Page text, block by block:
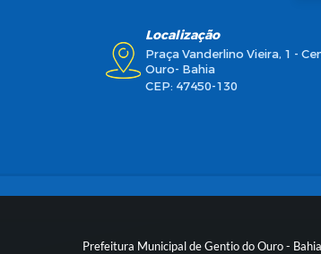
Prefeitura Municipal de Gentio do Ouro -
Localização
Praça Vanderlino Vieira, 1 -
Ouro- Bahia
CEP: 47450-130